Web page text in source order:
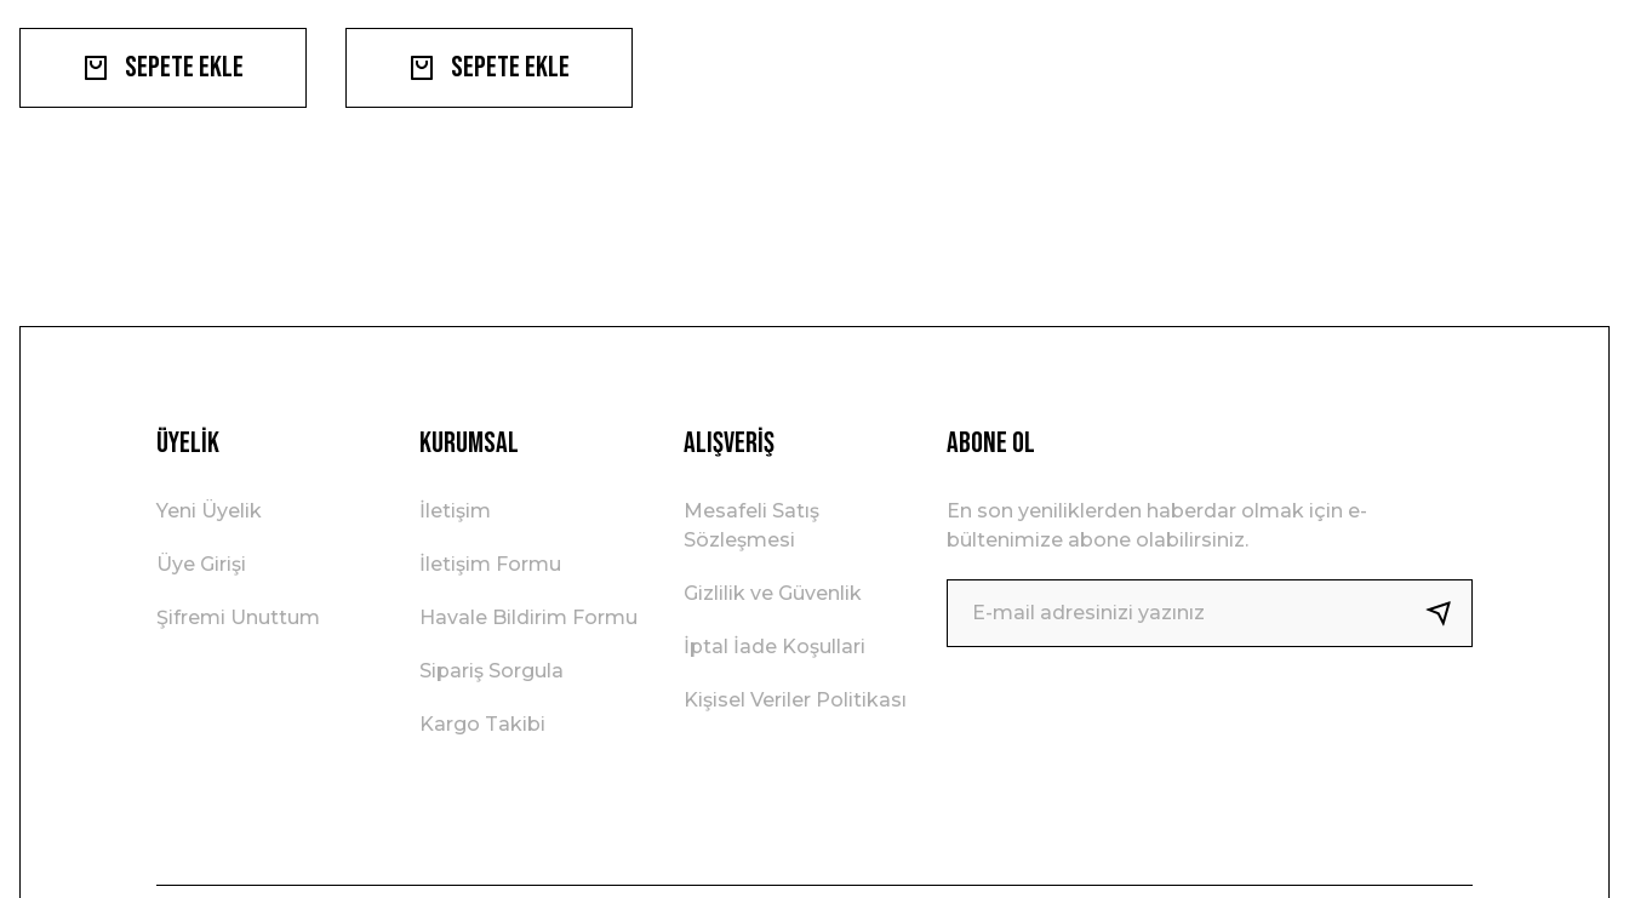
Sepete Ekle Sepete Ekle
Üyelik
Yeni Üyelik
Üye Girişi
Şifremi Unuttum
Kurumsal
İletişim
İletişim Formu
Havale Bildirim Formu
Sipariş Sorgula
Kargo Takibi
Alışveriş
Mesafeli Satış
Sözleşmesi
Gizlilik ve Güvenlik
İptal İade Koşullari
Kişisel Veriler Politikası
ABONE OL
En son yeniliklerden haberdar olmak için e-
bültenimize abone olabilirsiniz.